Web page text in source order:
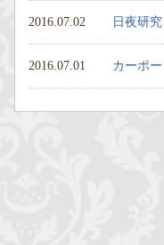
2016.07.02 日夜研
2016.07.01 カーポ